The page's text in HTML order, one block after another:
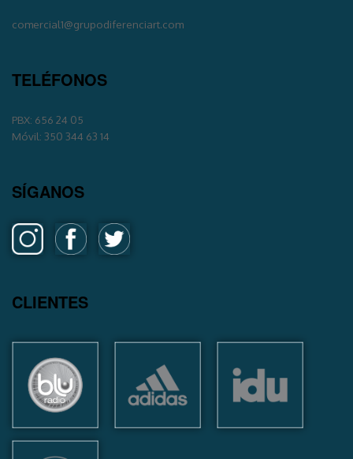
comercial1@grupodiferenciart.com
TELÉFONOS
PBX: 656 24 05
Móvil: 350 344 63 14
SÍGANOS
CLIENTES